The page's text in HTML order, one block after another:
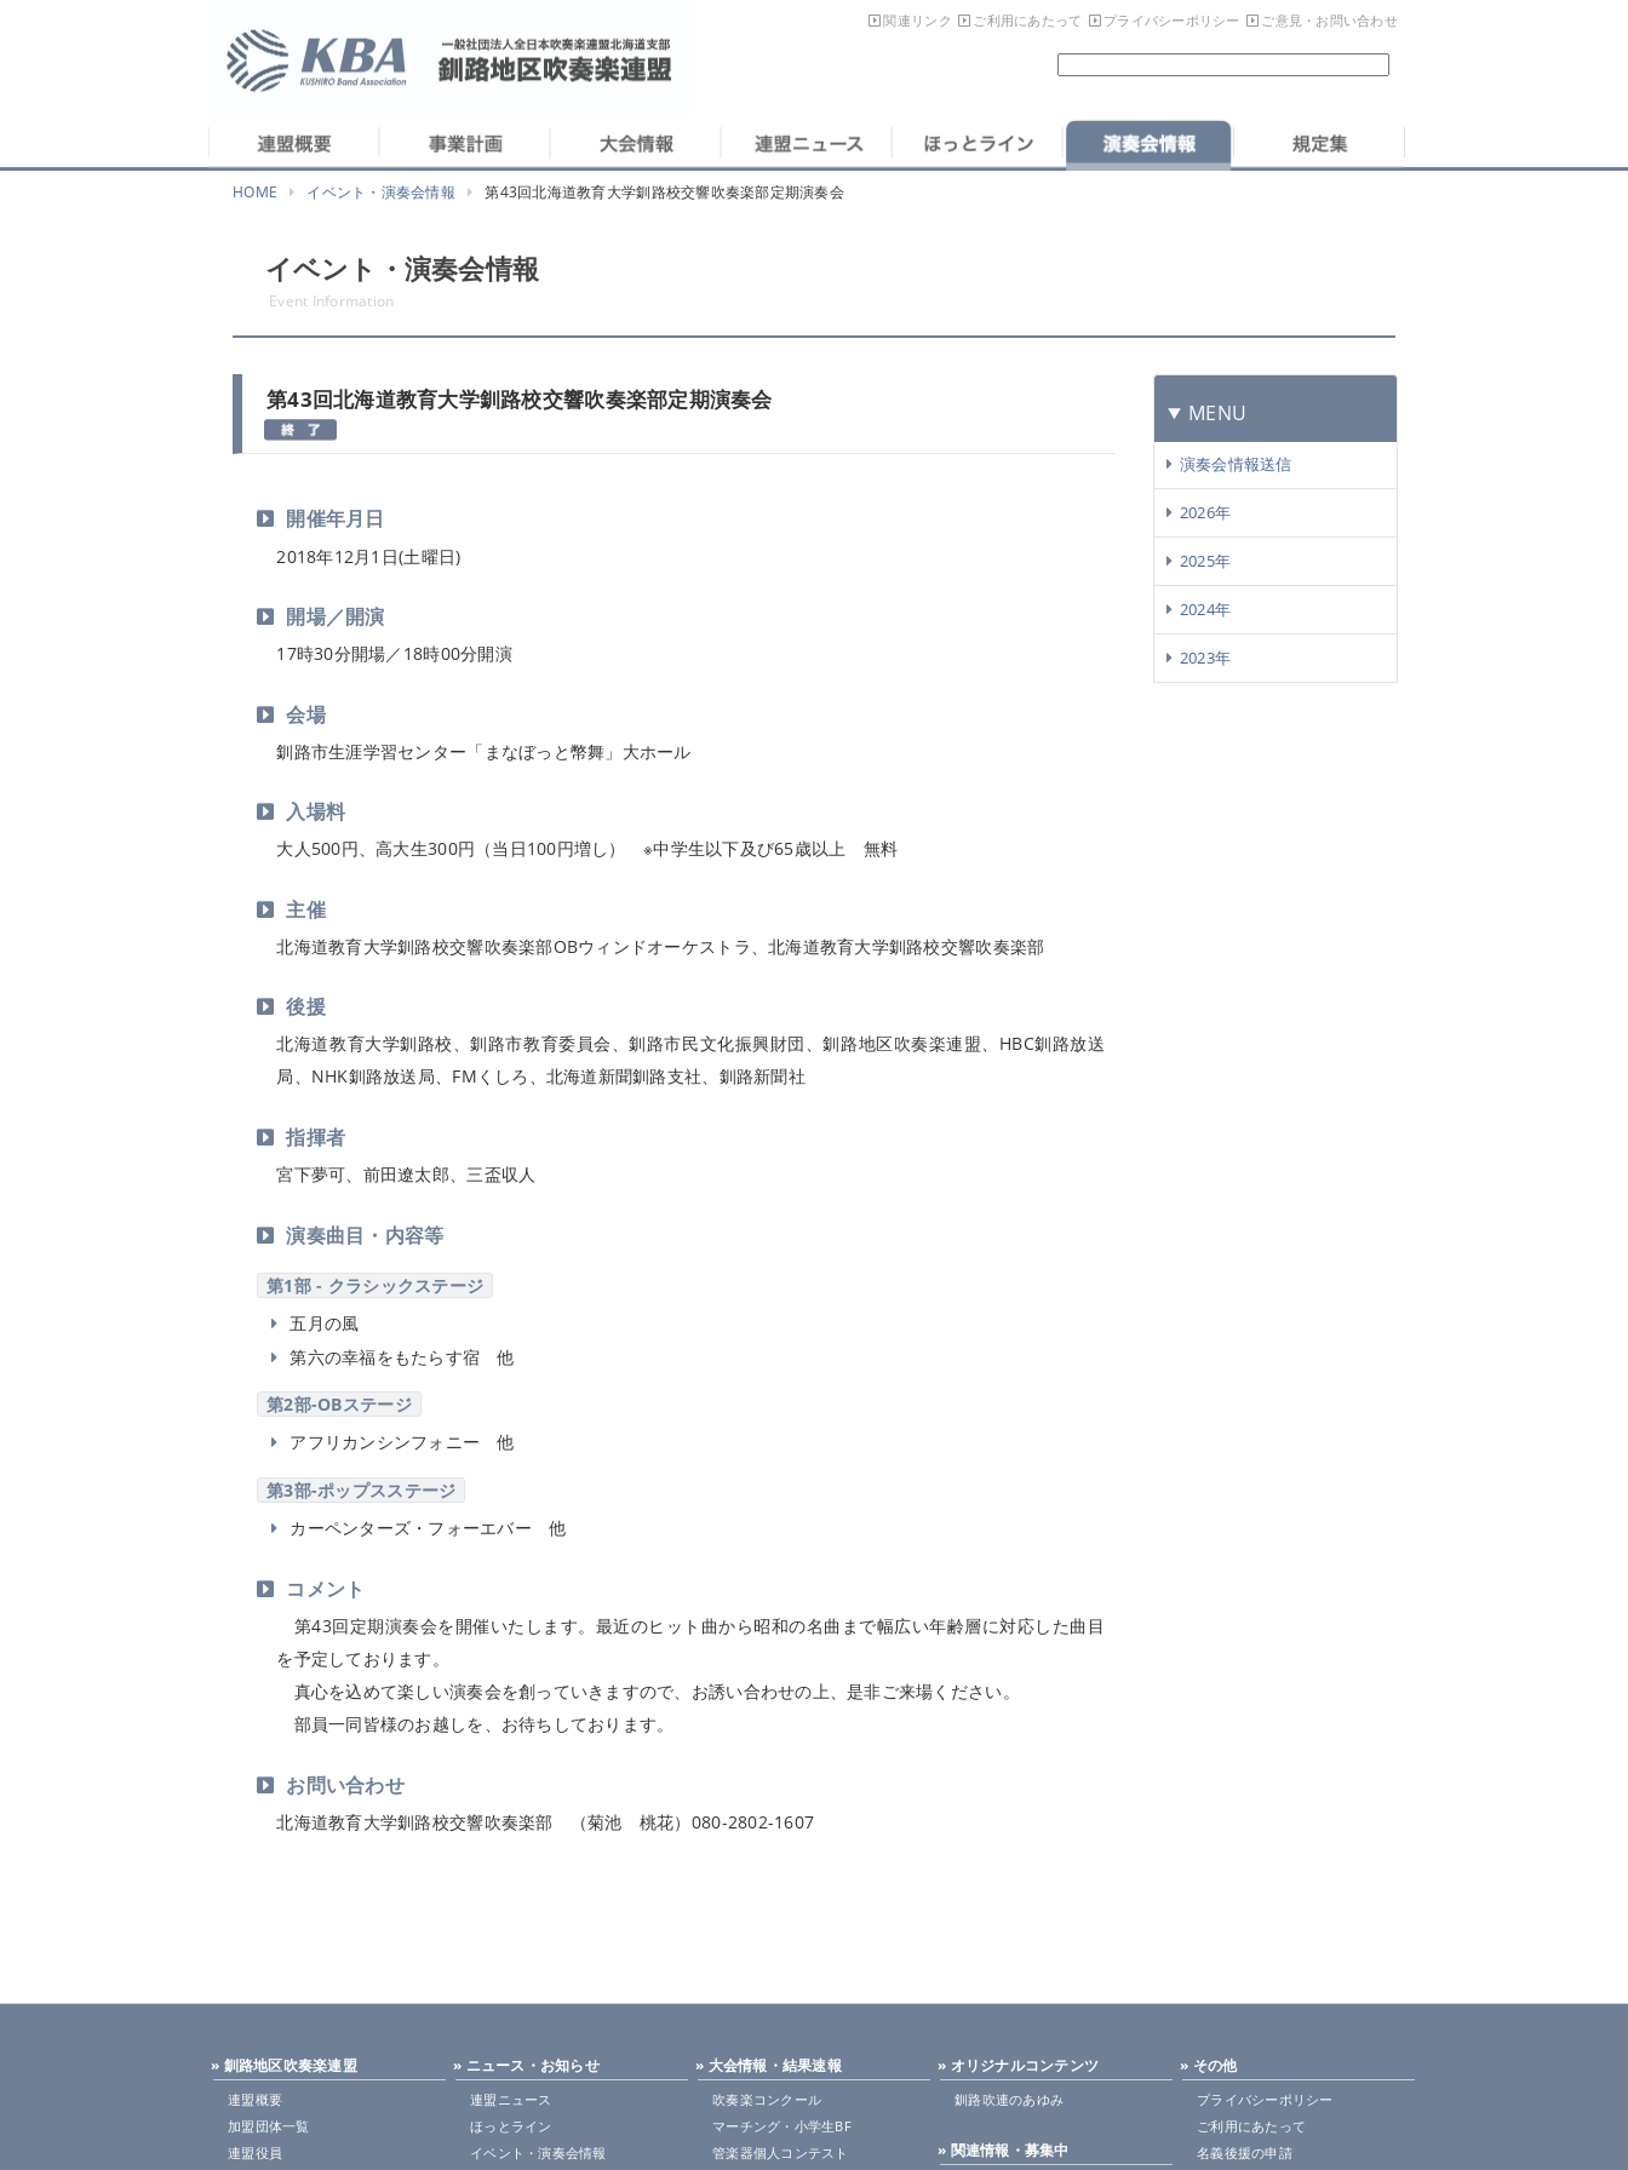
関連リンク ご利用にあたって プライバシーポリシー ご意見・お問い合わせ
HOME イベント・演奏会情報 第43回北海道教育大学釧路校交響吹奏楽部定期演奏会
イベント・演奏会情報
Event Information
MENU
演奏会情報送信
2026年
2025年
2024年
2023年
第43回北海道教育大学釧路校交響吹奏楽部定期演奏会
開催年月日
2018年12月1日(土曜日)
開場／開演
17時30分開場／18時00分開演
会場
釧路市生涯学習センター「まなぼっと幣舞」大ホール
入場料
大人500円、高大生300円（当日100円増し） ※中学生以下及び65歳以上 無料
主催
北海道教育大学釧路校交響吹奏楽部OBウィンドオーケストラ、北海道教育大学釧路校交響吹奏楽部
後援
北海道教育大学釧路校、釧路市教育委員会、釧路市民文化振興財団、釧路地区吹奏楽連盟、HBC釧路放送
局、NHK釧路放送局、FMくしろ、北海道新聞釧路支社、釧路新聞社
指揮者
宮下夢可、前田遼太郎、三盃収人
演奏曲目・内容等
第1部 - クラシックステージ
五月の風
第六の幸福をもたらす宿 他
第2部-OBステージ
アフリカンシンフォニー 他
第3部-ポップスステージ
カーペンターズ・フォーエバー 他
コメント
第43回定期演奏会を開催いたします。最近のヒット曲から昭和の名曲まで幅広い年齢層に対応した曲目
を予定しております。
真心を込めて楽しい演奏会を創っていきますので、お誘い合わせの上、是非ご来場ください。
部員一同皆様のお越しを、お待ちしております。
お問い合わせ
北海道教育大学釧路校交響吹奏楽部 （菊池 桃花）080-2802-1607
» 釧路地区吹奏楽連盟
連盟概要
加盟団体一覧
連盟役員
» ニュース・お知らせ
連盟ニュース
ほっとライン
イベント・演奏会情報
» 大会情報・結果速報
吹奏楽コンクール
マーチング・小学生BF
管楽器個人コンテスト
» オリジナルコンテンツ
釧路吹連のあゆみ
» 関連情報・募集中
» その他
プライバシーポリシー
ご利用にあたって
名義後援の申請